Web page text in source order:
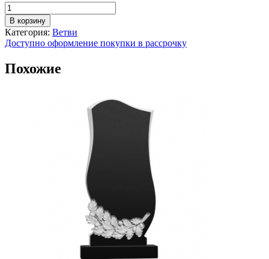
Количество
товара
Памятник
ветвь-020
В корзину
Категория: Ветви
Доступно оформление покупки в рассрочку
Похожие